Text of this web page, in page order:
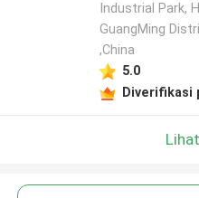
Industrial Park,
GuangMing
,China
5.0
Diverifikasi